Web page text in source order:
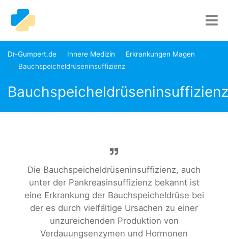
Dr-Gumpert.de Innere Medizin
Erkrankungen Magen
Bauchspeicheldrüseninsuffizienz
Bauchspeicheldrüseninsuffizienz
Die Bauchspeicheldrüseninsuffizienz, auch
unter der Pankreasinsuffizienz bekannt ist
eine Erkrankung der Bauchspeicheldrüse bei
der es durch vielfältige Ursachen zu einer
unzureichenden Produktion von
Verdauungsenzymen und Hormonen